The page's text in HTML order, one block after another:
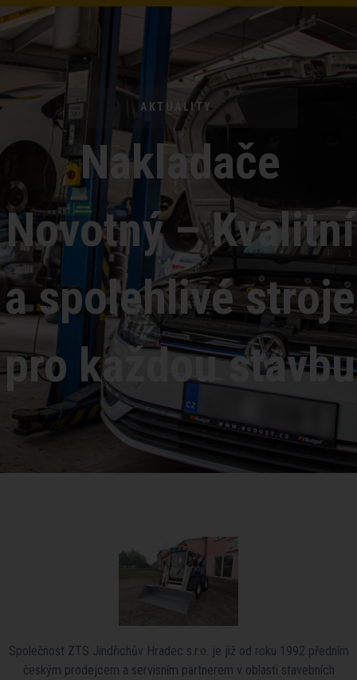
AKTUALITY
Nakladače
Novotný – Kvalitní
a spolehlivé stroje
pro každou stavbu
Společnost ZTS Jindřichův Hradec s.r.o. je již od roku 1992 předním
českým prodejcem a servisním partnerem v oblasti stavebních